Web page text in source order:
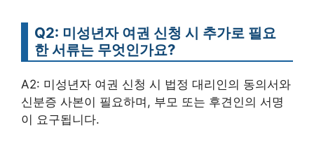
Q2: 미성년자 여권 신청 시 추가로 필요
한 서류는 무엇인가요?
A2: 미성년자 여권 신청 시 법정 대리인의 동의서와
신분증 사본이 필요하며, 부모 또는 후견인의 서명
이 요구됩니다.